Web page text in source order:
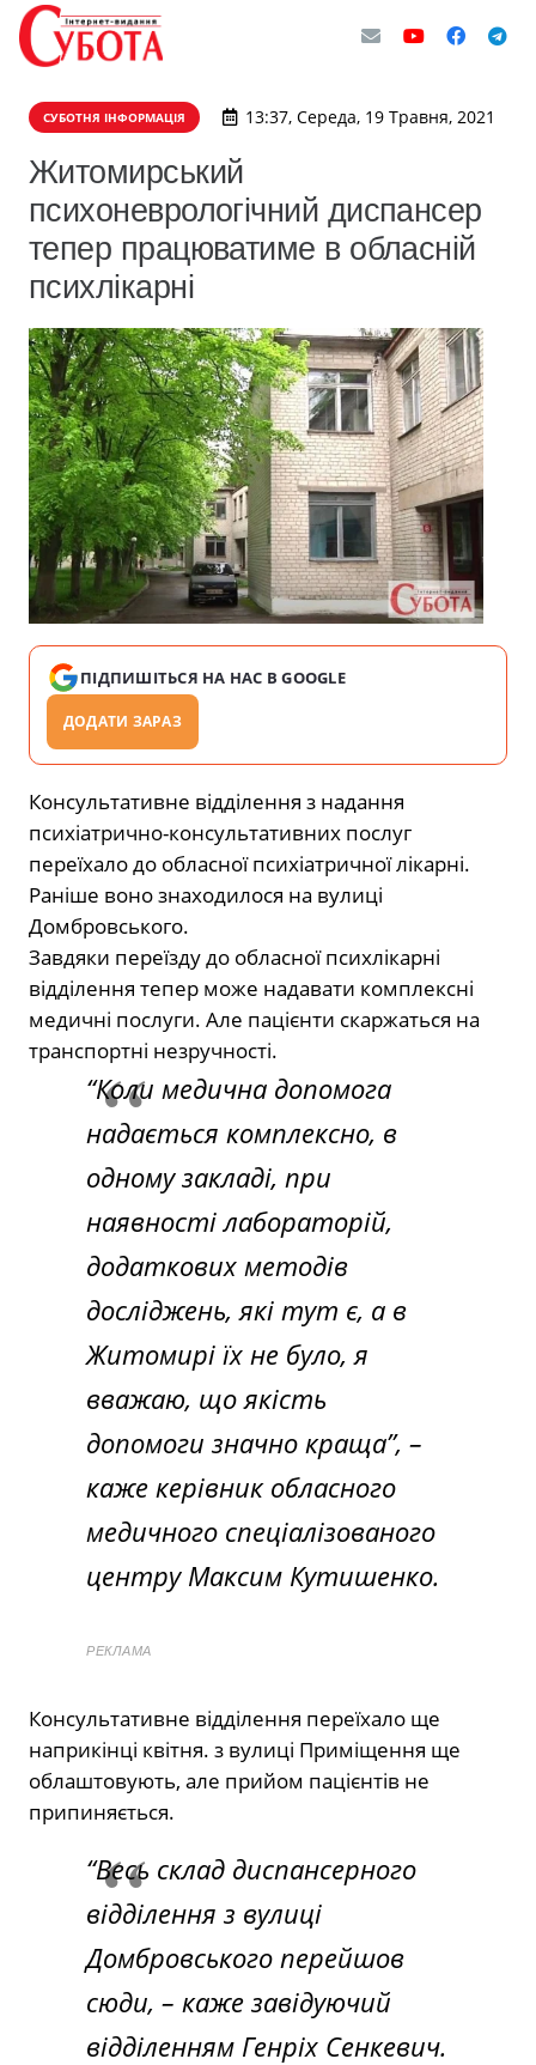
СУБОТНЯ ІНФОРМАЦІЯ 13:37, Середа, 19 Травня, 2021
Житомирський
психоневрологічний диспансер
тепер працюватиме в обласній
психлікарні
ПІДПИШІТЬСЯ НА НАС В GOOGLE
ДОДАТИ ЗАРАЗ
Консультативне відділення з надання
психіатрично-консультативних послуг
переїхало до обласної психіатричної лікарні.
Раніше воно знаходилося на вулиці
Домбровського.
Завдяки переїзду до обласної психлікарні
відділення тепер може надавати комплексні
медичні послуги. Але пацієнти скаржаться на
транспортні незручності.
“Коли медична допомога
надається комплексно, в
одному закладі, при
наявності лабораторій,
додаткових методів
досліджень, які тут є, а в
Житомирі їх не було, я
вважаю, що якість
допомоги значно краща”, –
каже керівник обласного
медичного спеціалізованого
центру Максим Кутишенко.
РЕКЛАМА
Консультативне відділення переїхало ще
наприкінці квітня. з вулиці Приміщення ще
облаштовують, але прийом пацієнтів не
припиняється.
“Весь склад диспансерного
відділення з вулиці
Домбровського перейшов
сюди, – каже завідуючий
відділенням Генріх Сенкевич.